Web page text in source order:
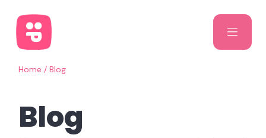
Home / Blog
Blog